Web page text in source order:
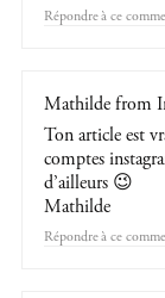
Répondre
Mathilde from
Ton article est
comptes
d’ailleurs 😉
Mathilde
Répondre